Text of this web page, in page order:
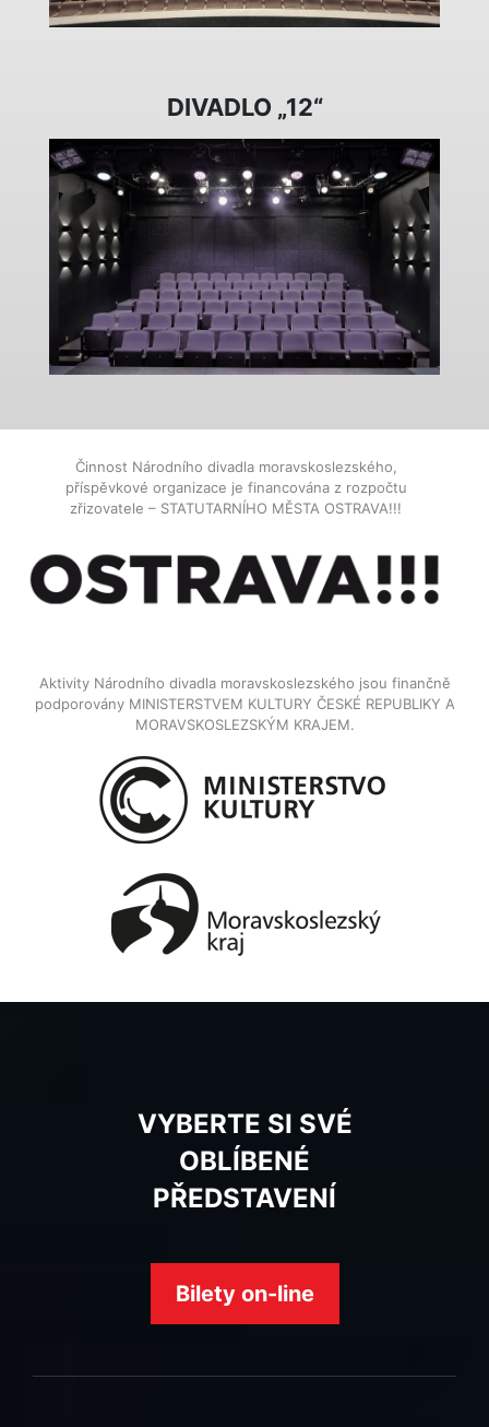
DIVADLO „12“
Činnost Národního divadla moravskoslezského,
příspěvkové organizace je financována z rozpočtu
zřizovatele – STATUTARNÍHO MĚSTA OSTRAVA!!!
Aktivity Národního divadla moravskoslezského jsou finančně
podporovány MINISTERSTVEM KULTURY ČESKÉ REPUBLIKY A
MORAVSKOSLEZSKÝM KRAJEM.
VYBERTE SI SVÉ
OBLÍBENÉ
PŘEDSTAVENÍ
Bilety on-line